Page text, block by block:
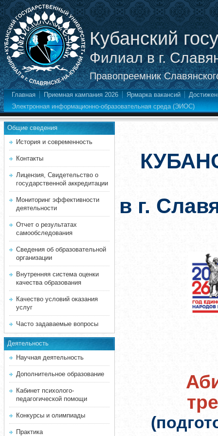
Кубанский
Филиал в г.
Правопреемник
Главная Приемная кампания 2026 Ярмарка вакансий
Электронная информационно-образовательная среда (ЭИОС)
Общие сведения
История и современность
Контакты
Лицензия, Свидетельство о
государственной аккредитации
Мониторинг эффективности
деятельности
Отчет о результатах
самообследования
Сведения об образовательной
организации
Внутренняя система оценки
качества образования
Качество условий оказания
услуг
Часто задаваемые вопросы
Деятельность
Научная деятельность
Дополнительное образование
Кабинет психолого-
педагогической помощи
Конкурсы и олимпиады
Практика
в г.